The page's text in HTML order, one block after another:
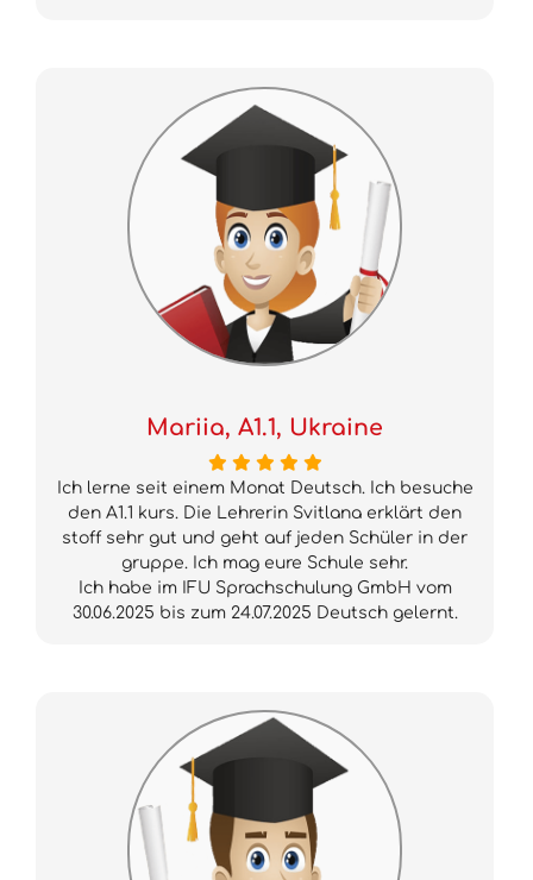
Mariia, A1.1, Ukraine
Ich lerne seit einem Monat Deutsch. Ich besuche
den A1.1 kurs. Die Lehrerin Svitlana erklärt den
stoff sehr gut und geht auf jeden Schüler in der
gruppe. Ich mag eure Schule sehr.
Ich habe im IFU Sprachschulung GmbH vom
30.06.2025 bis zum 24.07.2025 Deutsch gelernt.